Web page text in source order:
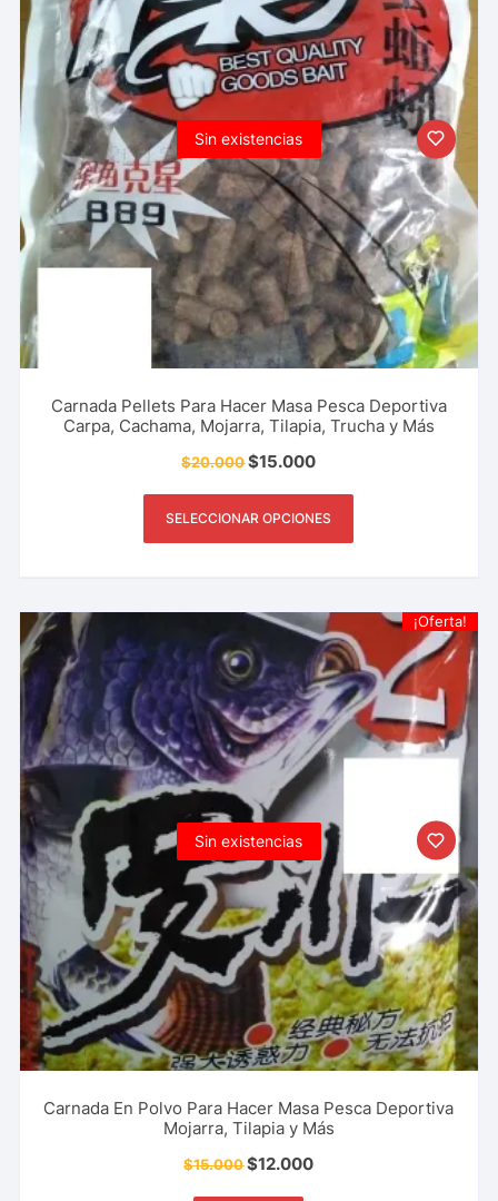
Sin existencias
Carnada Pellets Para Hacer Masa Pesca Deportiva
Carpa, Cachama, Mojarra, Tilapia, Trucha y Más
$20.000$15.000
SELECCIONAR OPCIONES
Sin existencias
¡Oferta!
Carnada En Polvo Para Hacer Masa Pesca Deportiva
Mojarra, Tilapia y Más
$15.000$12.000